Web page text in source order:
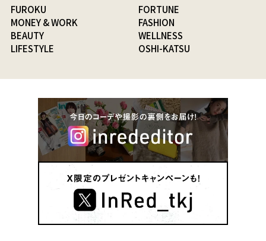
FUROKU
FORTUNE
MONEY & WORK
FASHION
BEAUTY
WELLNESS
LIFESTYLE
OSHI-KATSU